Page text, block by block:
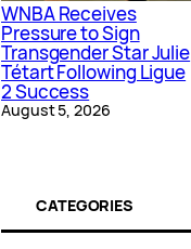
WNBA Receives
Pressure to Sign
Transgender Star Julie
Tétart Following Ligue
2 Success
August 5, 2026
CATEGORIES